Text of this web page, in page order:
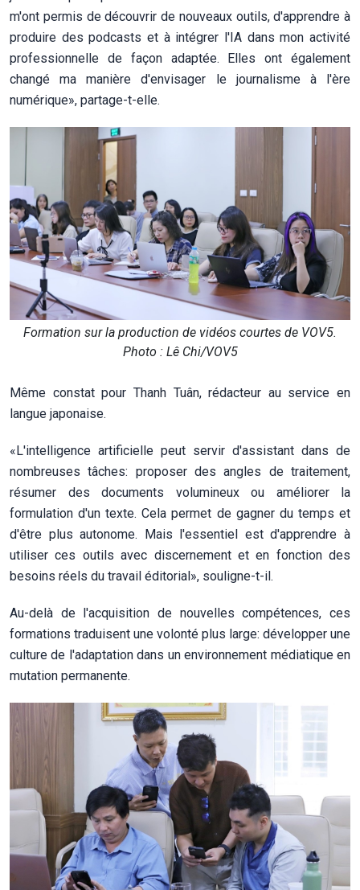
m'ont permis de découvrir de nouveaux outils, d'apprendre à
produire des podcasts et à intégrer l'IA dans mon activité
professionnelle de façon adaptée. Elles ont également
changé ma manière d'envisager le journalisme à l'ère
numérique», partage-t-elle.
Formation sur la production de vidéos courtes de VOV5.
Photo : Lê Chi/VOV5
Même constat pour Thanh Tuân, rédacteur au service en
langue japonaise.
«L'intelligence artificielle peut servir d'assistant dans de
nombreuses tâches: proposer des angles de traitement,
résumer des documents volumineux ou améliorer la
formulation d'un texte. Cela permet de gagner du temps et
d'être plus autonome. Mais l'essentiel est d'apprendre à
utiliser ces outils avec discernement et en fonction des
besoins réels du travail éditorial», souligne-t-il.
Au-delà de l'acquisition de nouvelles compétences, ces
formations traduisent une volonté plus large: développer une
culture de l'adaptation dans un environnement médiatique en
mutation permanente.